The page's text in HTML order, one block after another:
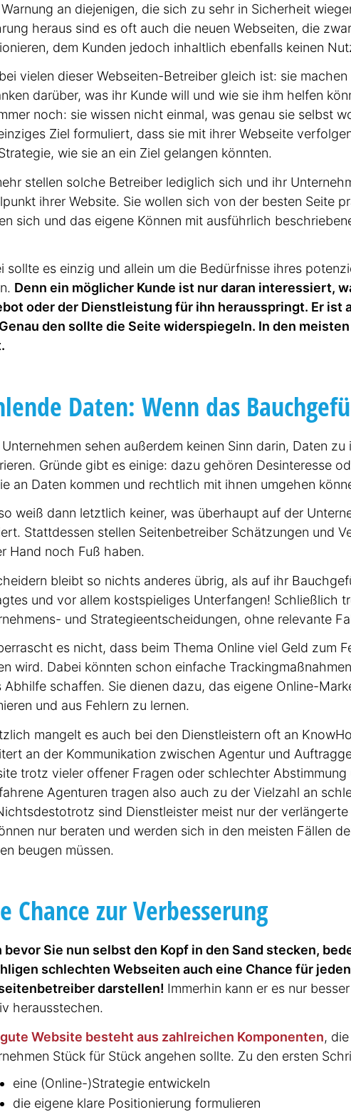
an diejenigen, die sich zu sehr in Sicherheit
heraus sind es oft auch die neuen Webseiten, die
dem Kunden jedoch inhaltlich ebenfalls keinen
vielen dieser Webseiten-Betreiber gleich ist: sie
darüber, was ihr Kunde will und wie sie ihm helfen
noch: sie wissen nicht einmal, was genau sie selbst
Ziel formuliert, dass sie mit ihrer Webseite
wie sie an ein Ziel gelangen könnten.
stellen solche Betreiber lediglich sich und ihr
ihrer Website. Sie wollen sich von der besten Seite
sich und das eigene Können mit ausführlich
sollte es einzig und allein um die Bedürfnisse ihres
Denn ein möglicher Kunde ist nur daran inter­es­siert,
oder der Dienst­leistung für ihn heraus­springt. Er ist
den sollte die Seite wider­spiegeln. In den
Daten: Wenn das
sehen außerdem keinen Sinn darin, Daten zu
Gründe gibt es einige: dazu gehören Desin­teresse
an Daten kommen und rechtlich mit ihnen umgehen
weiß dann letztlich keiner, was überhaupt auf der
Stattdessen stellen Seiten­be­treiber Schätzungen und
Hand noch Fuß haben.
bleibt so nichts anderes übrig, als auf ihr
und vor allem kostspie­liges Unterfangen! Schließlich
und Strate­gie­ent­schei­dungen, ohne relevante
es nicht, dass beim Thema Online viel Geld zum
wird. Dabei könnten schon einfache
Abhilfe schaffen. Sie dienen dazu, das eigene Online-
und aus Fehlern zu lernen.
mangelt es auch bei den Dienst­leistern oft an
an der Kommu­ni­kation zwischen Agentur und
trotz vieler offener Fragen oder schlechter Abstimmung
Agenturen tragen also auch zu der Vielzahl an
sind Dienst­leister meist nur der verlängerte
nur beraten und werden sich in den meisten Fällen
beugen müssen.
Chance zur Verbes­serung
bevor Sie nun selbst den Kopf in den Sand stecken,
schlechten Webseiten auch eine Chance für
darstellen! Immerhin kann er es nur
herausstechen.
Website besteht aus zahlreichen Komponenten,
Stück für Stück angehen sollte. Zu den ersten
eine (Online-)Strategie entwickeln
die eigene klare Positio­nierung formulieren
Sie uns bei einem Gespräch
Wie können wir Sie erreichen?
Frau Herr
Optimierung / Relaunch Online-Marketing
go-digital Förderprogramm Strategie Beratung
1-2 Mitarbeiter 10 oder weniger zwischen 10 und 50